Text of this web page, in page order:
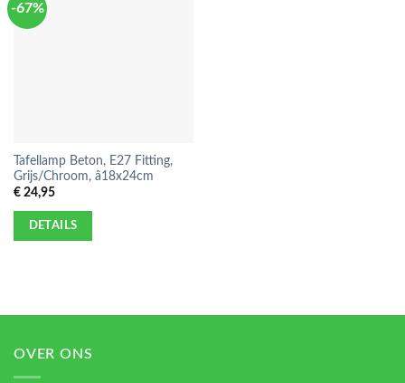
-67%
Tafellamp Beton, E27 Fitting,
Grijs/Chroom, â18x24cm
€24,95
DETAILS
OVER ONS